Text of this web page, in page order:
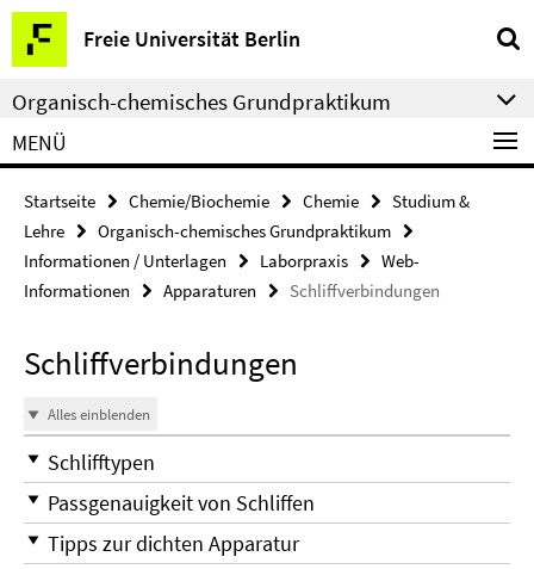
Springe
direkt
zu
Inhalt
Freie Universität Berlin
Service-
Navigation
Organisch-chemisches Grundpraktikum
MENÜ
Startseite Chemie/Biochemie Chemie
Studium &
Lehre
Organisch-chemisches Grundpraktikum
Informationen / Unterlagen
Laborpraxis
Web-
Informationen
Apparaturen Schliffverbindungen
Schliffverbindungen
Alles einblenden
Schlifftypen
Passgenauigkeit von Schliffen
Tipps zur dichten Apparatur